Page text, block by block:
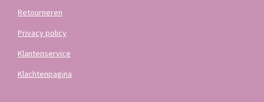
Retourneren
Privacy policy
Klantenservice
Klachtenpagina